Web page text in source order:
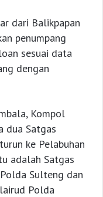
dari Balikpapan
penumpang
sesuai data
dengan
Kompol
dua Satgas
ke Pelabuhan
adalah Satgas
Sulteng dan
Polda